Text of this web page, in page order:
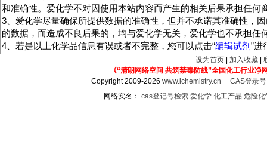
和准确性。爱化学不对因使用本站内容而产生的相关后果承担任何
3、爱化学尽量确保所提供数据的准确性，但并不承诺其准确性，
的数据，而造成不良后果的，均与爱化学无关，爱化学也不承担任
4、若是以上化学品信息有误或者不完整，您可以点击“编辑试剂”进
设为首页 加入收藏
《“清朗网络空间 共筑禁毒防线”全国化工行业净
Copyright 2009-2026www.ichemistry.cn
CAS登录
网络实名： cas登记号检索 爱化学 化工产品 危险化